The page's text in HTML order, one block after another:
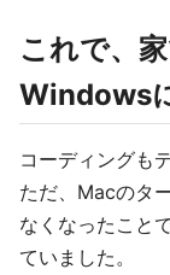
これで、
Windows
コーディングも
ただ、Macのタ
なくなったことで
ていました。